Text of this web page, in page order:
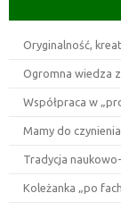
Oryginalność,
Ogromna wiedza
Współpraca w
Mamy do
Tradycja
Koleżanka „po